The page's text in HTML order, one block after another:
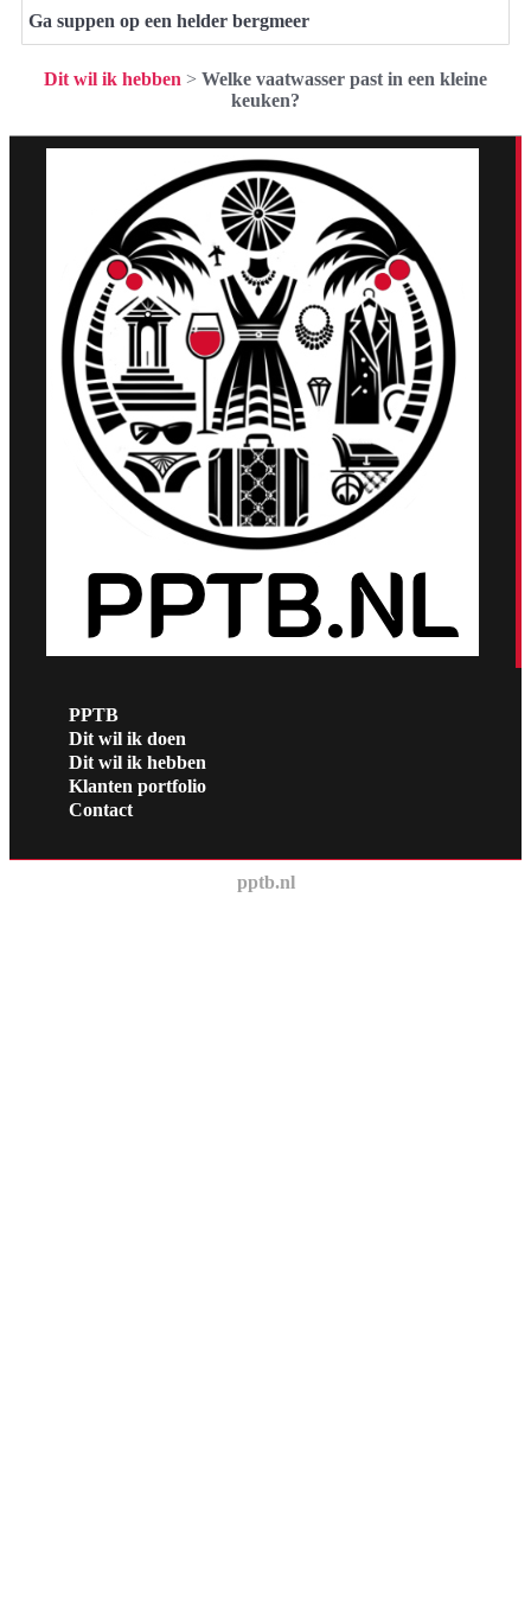
Ga suppen op een helder bergmeer
Dit wil ik hebben > Welke vaatwasser past in een kleine
keuken?
PPTB
Dit wil ik doen
Dit wil ik hebben
Klanten portfolio
Contact
pptb.nl